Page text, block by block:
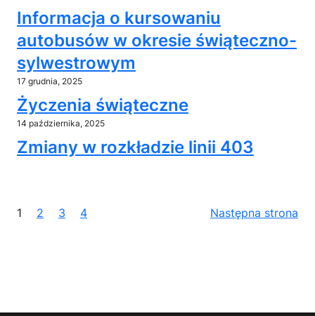
Informacja o kursowaniu
autobusów w okresie świąteczno-
sylwestrowym
17 grudnia, 2025
Życzenia świąteczne
14 października, 2025
Zmiany w rozkładzie linii 403
1 2 3 4 Następna strona